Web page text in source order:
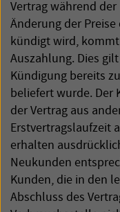
Vertrag während
Änderung der
kündigt wird,
Auszahlung. Dies
Kündigung bereits
beliefert wurde. Der
der Vertrag aus
Erstvertragslaufzeit
erhalten
Neukunden
Kunden, die in den
Abschluss des